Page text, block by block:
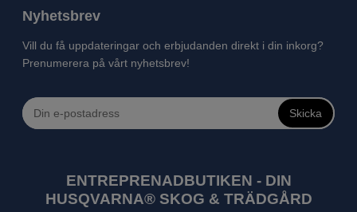
Nyhetsbrev
Vill du få uppdateringar och erbjudanden direkt i din inkorg?
Prenumerera på vårt nyhetsbrev!
Skicka
ENTREPRENADBUTIKEN - DIN
HUSQVARNA® SKOG & TRÄDGÅRD